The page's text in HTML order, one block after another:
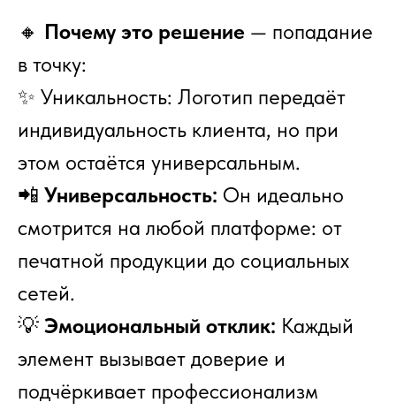
🔸 Почему это решение — попадание
в точку:
✨ Уникальность: Логотип передаёт
индивидуальность клиента, но при
этом остаётся универсальным.
📲 Универсальность: Он идеально
смотрится на любой платформе: от
печатной продукции до социальных
сетей.
💡 Эмоциональный отклик: Каждый
элемент вызывает доверие и
подчёркивает профессионализм